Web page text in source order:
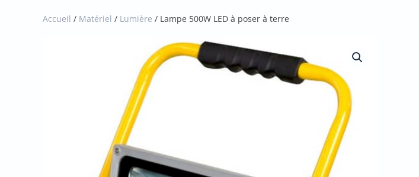
Accueil / Matériel / Lumière / Lampe 500W LED à poser à terre